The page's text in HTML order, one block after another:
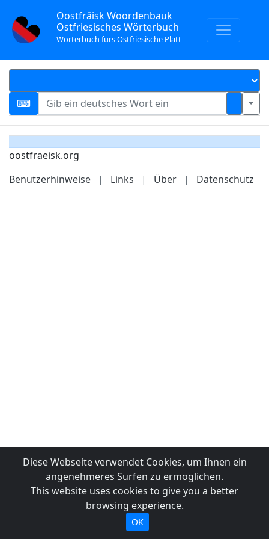
Oostfräisk Woordenbauk
Ostfriesisches Wörterbuch
Wörterbuch fürs Ostfriesische Platt
oostfraeisk.org
Benutzerhinweise
| Links | Über | Datenschutz
Diese Webseite verwendet Cookies, um Ihnen ein
angenehmeres Surfen zu ermöglichen.
This website uses cookies to give you a better
browsing experience.
OK